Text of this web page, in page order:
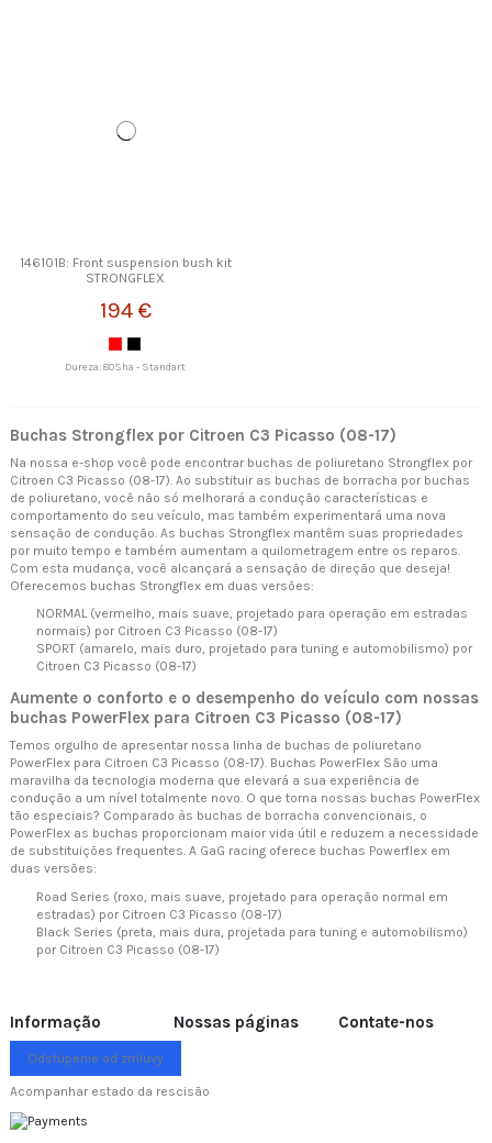
146101B: Front suspension bush kit
STRONGFLEX
194 €
Dureza: 80Sha - Standart
Buchas Strongflex por Citroen C3 Picasso (08-17)
Na nossa e-shop você pode encontrar buchas de poliuretano Strongflex por
Citroen C3 Picasso (08-17). Ao substituir as buchas de borracha por buchas
de poliuretano, você não só melhorará a condução características e
comportamento do seu veículo, mas também experimentará uma nova
sensação de condução. As buchas Strongflex mantêm suas propriedades
por muito tempo e também aumentam a quilometragem entre os reparos.
Com esta mudança, você alcançará a sensação de direção que deseja!
Oferecemos buchas Strongflex em duas versões:
NORMAL (vermelho, mais suave, projetado para operação em estradas
normais) por Citroen C3 Picasso (08-17)
SPORT (amarelo, mais duro, projetado para tuning e automobilismo) por
Citroen C3 Picasso (08-17)
Aumente o conforto e o desempenho do veículo com nossas
buchas PowerFlex para Citroen C3 Picasso (08-17)
Temos orgulho de apresentar nossa linha de buchas de poliuretano
PowerFlex para Citroen C3 Picasso (08-17). Buchas PowerFlex São uma
maravilha da tecnologia moderna que elevará a sua experiência de
condução a um nível totalmente novo. O que torna nossas buchas PowerFlex
tão especiais? Comparado às buchas de borracha convencionais, o
PowerFlex as buchas proporcionam maior vida útil e reduzem a necessidade
de substituições frequentes. A GaG racing oferece buchas Powerflex em
duas versões:
Road Series (roxo, mais suave, projetado para operação normal em
estradas) por Citroen C3 Picasso (08-17)
Black Series (preta, mais dura, projetada para tuning e automobilismo)
por Citroen C3 Picasso (08-17)
Informação Nossas páginas Contate-nos
Odstúpenie od zmluvy
Acompanhar estado da rescisão